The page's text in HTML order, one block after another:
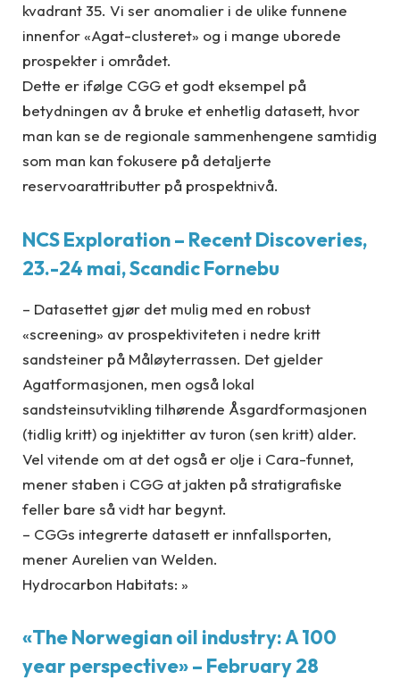
kvadrant 35. Vi ser anomalier i de ulike funnene
innenfor «Agat-clusteret» og i mange uborede
prospekter i området.
Dette er ifølge CGG et godt eksempel på
betydningen av å bruke et enhetlig datasett, hvor
man kan se de regionale sammenhengene samtidig
som man kan fokusere på detaljerte
reservoarattributter på prospektnivå.
NCS Exploration – Recent Discoveries,
23.-24 mai, Scandic Fornebu
– Datasettet gjør det mulig med en robust
«screening» av prospektiviteten i nedre kritt
sandsteiner på Måløyterrassen. Det gjelder
Agatformasjonen, men også lokal
sandsteinsutvikling tilhørende Åsgardformasjonen
(tidlig kritt) og injektitter av turon (sen kritt) alder.
Vel vitende om at det også er olje i Cara-funnet,
mener staben i CGG at jakten på stratigrafiske
feller bare så vidt har begynt.
– CGGs integrerte datasett er innfallsporten,
mener Aurelien van Welden.
Hydrocarbon Habitats: »
«The Norwegian oil industry: A 100
year perspective» – February 28